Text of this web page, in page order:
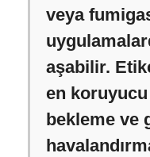
veya
aşabilir.
en
bekleme ve